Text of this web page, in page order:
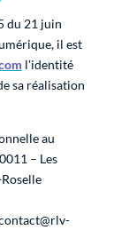
du 21 juin
il est
l'identité
sa réalisation
au
– Les